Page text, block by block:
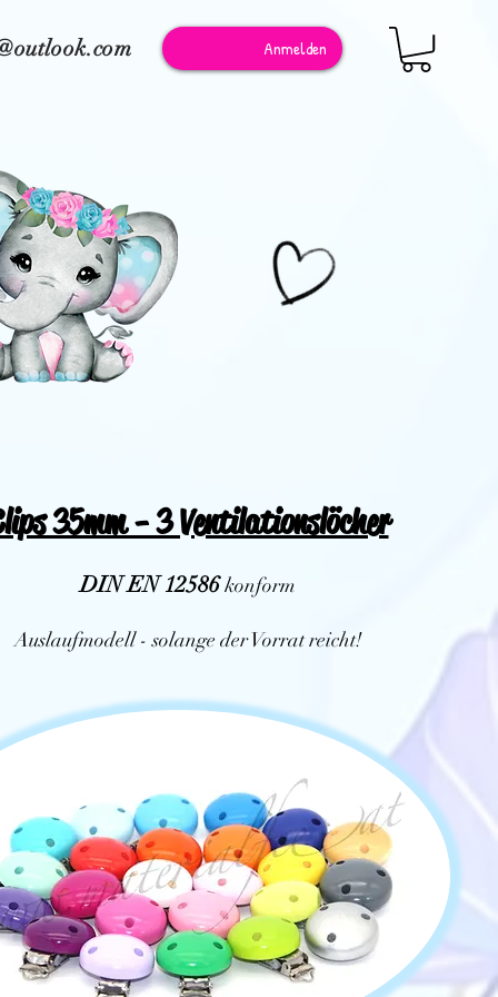
Anmelden
35mm - 3 Ventilationslöcher
DIN EN 12586konform
Auslaufmodell - solange der Vorrat reicht!